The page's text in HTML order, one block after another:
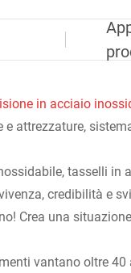
in acciaio
attrezzature,
tasselli
credibilità e
Crea una
vantano oltre